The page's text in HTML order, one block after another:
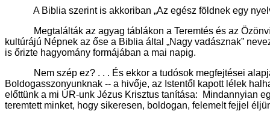
A Biblia szerint is akkoriban „Az egész földnek egy
Megtalálták az agyag táblákon a Teremtés és az
kultúrájú Népnek az őse a Biblia által „Nagy vadásznak”
is őrizte hagyomány formájában a mai napig.
Nem szép ez? . . . És ekkor a tudósok megfejtései
Boldogasszonyunknak -- a hivője, az Istentől kapott lélek
előttünk a mi ÚR-unk Jézus Krisztus tanítása: Mindannyian
teremtett minket, hogy sikeresen, boldogan, felemelt fejjel